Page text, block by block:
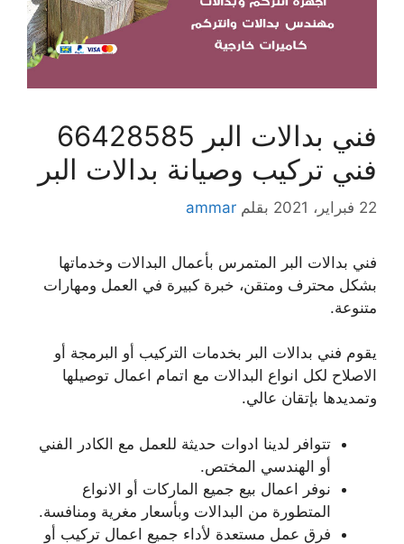
فني بدالات البر 66428585
فني تركيب وصيانة بدالات البر
22 فبراير، 2021 بقلم ammar
فني بدالات البر المتمرس بأعمال البدالات وخدماتها
بشكل محترف ومتقن، خبرة كبيرة في العمل ومهارات
متنوعة.
يقوم فني بدالات البر بخدمات التركيب أو البرمجة أو
الاصلاح لكل انواع البدالات مع اتمام اعمال توصيلها
وتمديدها بإتقان عالي.
تتوافر لدينا ادوات حديثة للعمل مع الكادر الفني
أو الهندسي المختص.
نوفر اعمال بيع جميع الماركات أو الانواع
المتطورة من البدالات وبأسعار مغرية ومنافسة.
فرق عمل مستعدة لأداء جميع اعمال تركيب أو